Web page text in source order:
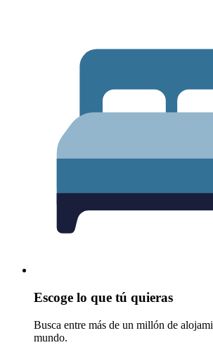
Escoge lo que tú quieras
Busca entre más de un millón de
mundo.